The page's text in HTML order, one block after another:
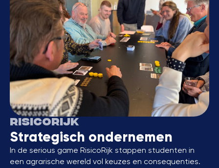
RisicoRijk
Strategisch ondernemen
In de serious game RisicoRijk stappen studenten in
een agrarische wereld vol keuzes en consequenties.